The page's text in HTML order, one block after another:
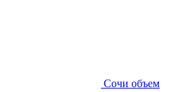
Сочи объем